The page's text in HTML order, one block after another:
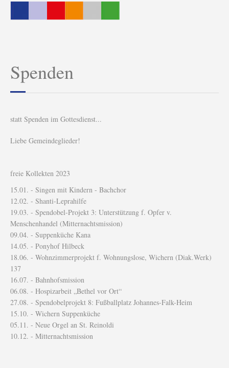
Spenden
statt Spenden im Gottesdienst...
Liebe Gemeindeglieder!
freie Kollekten 2023
15.01. - Singen mit Kindern - Bachchor
12.02. - Shanti-Leprahilfe
19.03. - Spendobel-Projekt 3: Unterstützung f. Opfer v.
Menschenhandel (Mitternachtsmission)
09.04. - Suppenküche Kana
14.05. - Ponyhof Hilbeck
18.06. - Wohnzimmerprojekt f. Wohnungslose, Wichern (Diak.Werk)
137
16.07. - Bahnhofsmission
06.08. - Hospizarbeit „Bethel vor Ort“
27.08. - Spendobelprojekt 8: Fußballplatz Johannes-Falk-Heim
15.10. - Wichern Suppenküche
05.11. - Neue Orgel an St. Reinoldi
10.12. - Mitternachtsmission